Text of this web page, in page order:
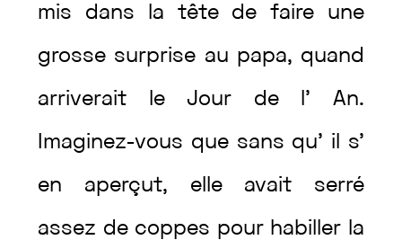
mis dans la tête de faire une
grosse surprise au papa, quand
arriverait leJour de l’ An.
Imaginez-vous que sans qu’ il s’
en aperçut, elle avait serré
assez de coppes pour habiller la